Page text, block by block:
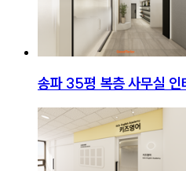
송파 35평 복층 사무실 인